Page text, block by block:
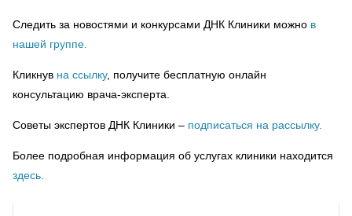
Следить за новостями и конкурсами ДНК Клиники можно в
нашей группе.
Кликнув на ссылку, получите бесплатную онлайн
консультацию врача-эксперта.
Советы экспертов ДНК Клиники – подписаться на рассылку.
Более подробная информация об услугах клиники находится
здесь.